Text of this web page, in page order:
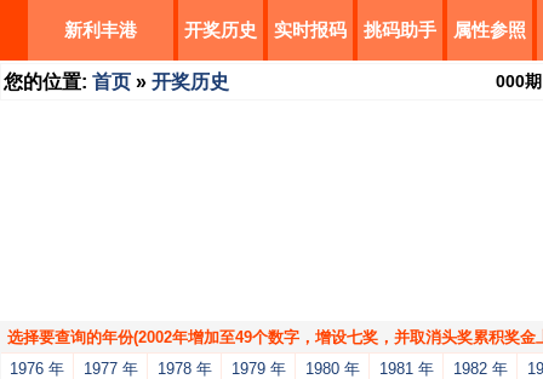
新利丰港 开奖历史 实时报码 挑码助手 属性参照
您的位置: 首页 » 开奖历史 000期
选择要查询的年份(2002年增加至49个数字，增设七奖，并取消头奖累积奖
1976 年
1977 年 1978 年 1979 年 1980 年 1981 年 1982 年